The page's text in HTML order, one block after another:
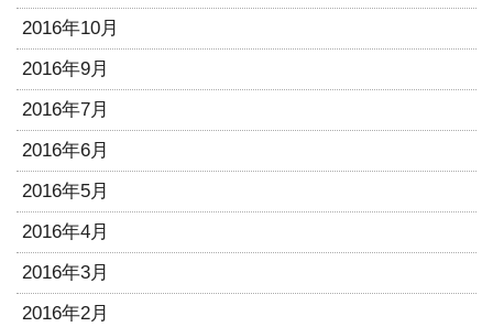
2016年10月
2016年9月
2016年7月
2016年6月
2016年5月
2016年4月
2016年3月
2016年2月